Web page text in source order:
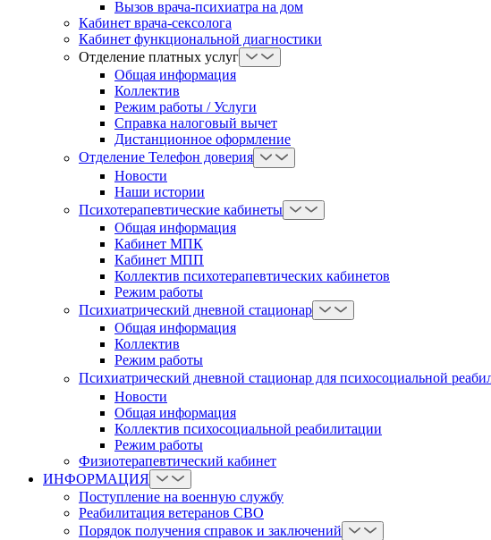
Вызов врача-психиатра на дом
Кабинет врача-сексолога
Кабинет функциональной диагностики
Отделение платных услуг
Общая информация
Коллектив
Режим работы / Услуги
Справка налоговый вычет
Дистанционное оформление
Отделение Телефон доверия
Новости
Наши истории
Психотерапевтические кабинеты
Общая информация
Кабинет МПК
Кабинет МПП
Коллектив психотерапевтических кабинетов
Режим работы
Психиатрический дневной стационар
Общая информация
Коллектив
Режим работы
Психиатрический дневной стационар для психосоциальной
Новости
Общая информация
Коллектив психосоциальной реабилитации
Режим работы
Физиотерапевтический кабинет
ИНФОРМАЦИЯ
Поступление на военную службу
Реабилитация ветеранов СВО
Порядок получения справок и заключений